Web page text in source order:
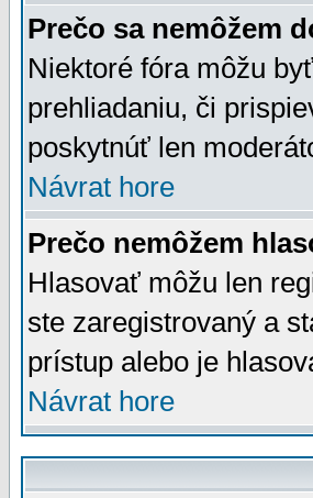
Prečo sa nemôžem
Niektoré fóra môžu
prehliadaniu, či
poskytnúť len
Návrat hore
Prečo nemôžem
Hlasovať môžu len
ste zaregistrovaný a
prístup alebo je
Návrat hore